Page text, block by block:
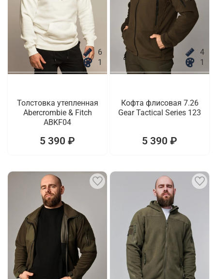
6
1
Толстовка утепленная
Abercrombie & Fitch
ABKF04
5 390 ₽
4
1
Кофта флисовая 7.26
Gear Tactical Series 123
5 390 ₽